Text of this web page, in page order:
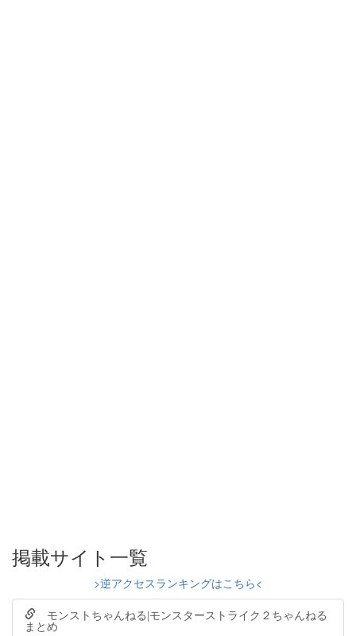
掲載サイト一覧
>逆アクセスランキングはこちら<
モンストちゃんねる|モンスターストライク２ちゃんねる
まとめ